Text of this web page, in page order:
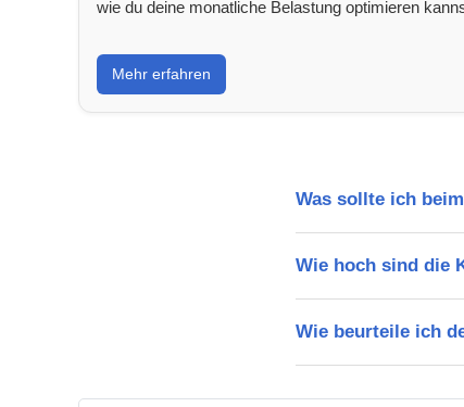
wie du deine monatliche Belastung optimieren
Mehr erfahren
Was sollte ich
Wie hoch sind die
Wie beurteile ich